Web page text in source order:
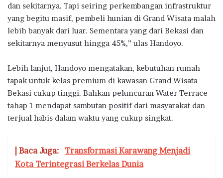
dan sekitarnya. Tapi seiring perkembangan infrastruktur
yang begitu masif, pembeli hunian di Grand Wisata malah
lebih banyak dari luar. Sementara yang dari Bekasi dan
sekitarnya menyusut hingga 45%,” ulas Handoyo.
Lebih lanjut, Handoyo mengatakan, kebutuhan rumah
tapak untuk kelas premium di kawasan Grand Wisata
Bekasi cukup tinggi. Bahkan peluncuran Water Terrace
tahap 1 mendapat sambutan positif dari masyarakat dan
terjual habis dalam waktu yang cukup singkat.
| Baca Juga:
Transformasi Karawang Menjadi
Kota Terintegrasi Berkelas Dunia